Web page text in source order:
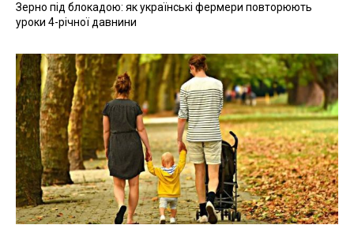
Зерно під блокадою: як українські фермери повторюють
уроки 4-річної давнини